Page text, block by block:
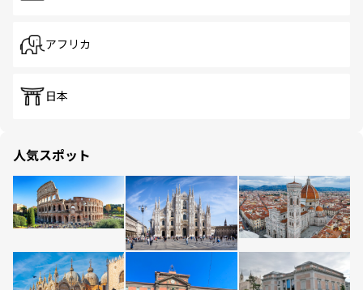
アフリカ
日本
人気スポット